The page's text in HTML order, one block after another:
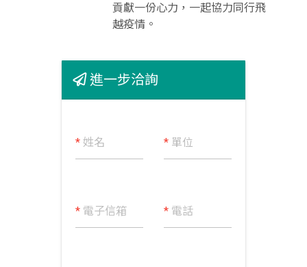
貢獻一份心力，一起協力同行飛
越疫情。
進一步洽詢
*姓名 * 單位
*電子信箱 * 電話